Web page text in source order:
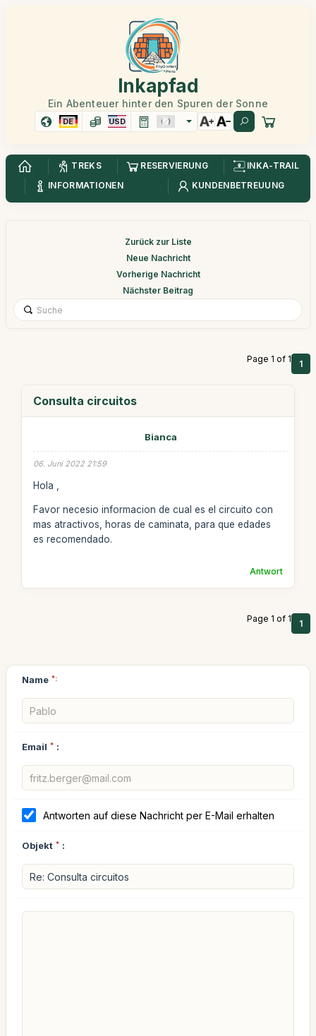
Inkapfad
Ein Abenteuer hinter den Spuren der Sonne
DE USD
TREKS RESERVIERUNG
INKA-TRAIL
INFORMATIONEN
KUNDENBETREUUNG
Zurück zur Liste
Neue Nachricht
Vorherige Nachricht
Nächster Beitrag
Page 1 of 1 1
Consulta circuitos
Bianca
06. Juni 2022 21:59
Hola ,
Favor necesio informacion de cual es el circuito con
mas atractivos, horas de caminata, para que edades
es recomendado.
Antwort
Page 1 of 1 1
Name *:
Email * :
Antworten auf diese Nachricht per E-Mail erhalten
Objekt * :